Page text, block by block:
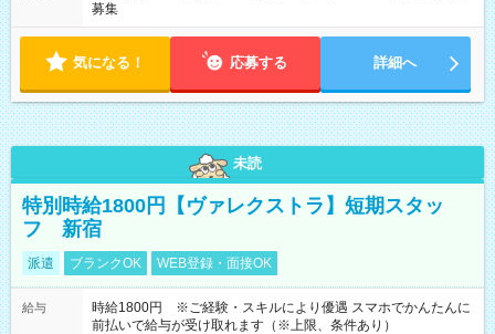
募集
気になる！ 応募する 詳細へ
未読
特別時給1800円【ヴァレクストラ】短期スタッ
フ 新宿
派遣 ブランクOK WEB登録・面接OK
給与
時給1800円 ※ご経験・スキルにより優遇 スマホでかんたんに
前払いで給与が受け取れます（※上限、条件あり）